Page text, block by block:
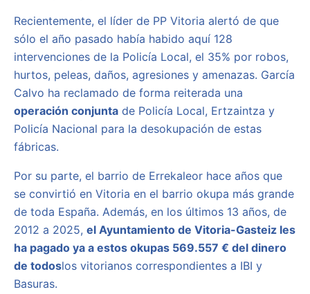
Recientemente, el líder de PP Vitoria alertó de que
sólo el año pasado había habido aquí 128
intervenciones de la Policía Local, el 35% por robos,
hurtos, peleas, daños, agresiones y amenazas. García
Calvo ha reclamado de forma reiterada una
operación conjunta de Policía Local, Ertzaintza y
Policía Nacional para la desokupación de estas
fábricas.
Por su parte, el barrio de Errekaleor hace años que
se convirtió en Vitoria en el barrio okupa más grande
de toda España. Además, en los últimos 13 años, de
2012 a 2025, el Ayuntamiento de Vitoria-Gasteiz les
ha pagado ya a estos okupas 569.557 € del dinero
de todoslos vitorianos correspondientes a IBI y
Basuras.